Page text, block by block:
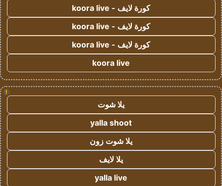
كورة لايف - koora live
كورة لايف - koora live
كورة لايف - koora live
koora live
!
يلا شوت
yalla shoot
يلا شوت زون
يلا لايف
yalla live